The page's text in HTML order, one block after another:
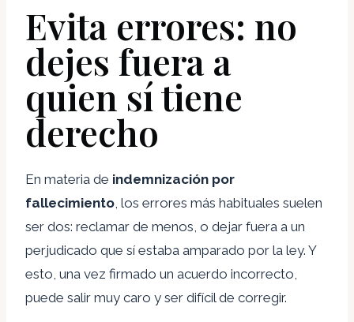
Evita errores: no
dejes fuera a
quien sí tiene
derecho
En materia de indemnización por
fallecimiento, los errores más habituales suelen
ser dos: reclamar de menos, o dejar fuera a un
perjudicado que sí estaba amparado por la ley. Y
esto, una vez firmado un acuerdo incorrecto,
puede salir muy caro y ser difícil de corregir.